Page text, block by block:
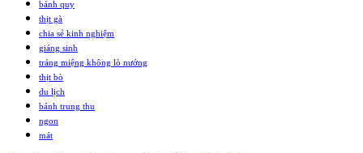
bánh quy
thịt gà
chia sẻ kinh nghiệm
giáng sinh
tráng miệng không lò nướng
thịt bò
du lịch
bánh trung thu
ngon
mát